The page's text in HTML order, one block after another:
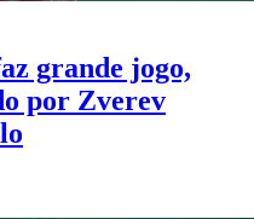
grande jogo,
por Zverev